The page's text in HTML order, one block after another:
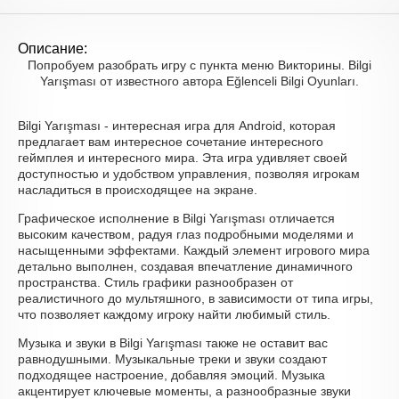
Описание:
Попробуем разобрать игру с пункта меню Викторины. Bilgi
Yarışması от известного автора Eğlenceli Bilgi Oyunları.
Bilgi Yarışması - интересная игра для Android, которая
предлагает вам интересное сочетание интересного
геймплея и интересного мира. Эта игра удивляет своей
доступностью и удобством управления, позволяя игрокам
насладиться в происходящее на экране.
Графическое исполнение в Bilgi Yarışması отличается
высоким качеством, радуя глаз подробными моделями и
насыщенными эффектами. Каждый элемент игрового мира
детально выполнен, создавая впечатление динамичного
пространства. Стиль графики разнообразен от
реалистичного до мультяшного, в зависимости от типа игры,
что позволяет каждому игроку найти любимый стиль.
Музыка и звуки в Bilgi Yarışması также не оставит вас
равнодушными. Музыкальные треки и звуки создают
подходящее настроение, добавляя эмоций. Музыка
акцентирует ключевые моменты, а разнообразные звуки